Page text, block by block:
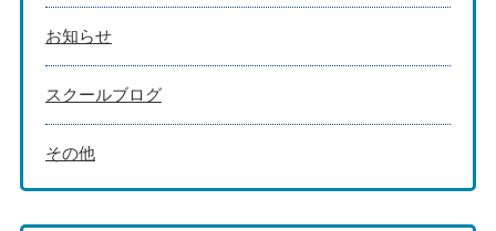
お知らせ
スクールブログ
その他